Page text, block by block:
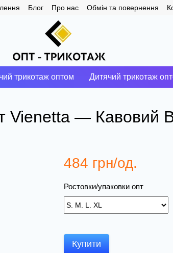
Блог Про нас Обмін та повернення
трикотаж оптом Дитячий трикотаж
Vienetta — Кавовий
484 грн/од.
Ростовки/упаковки опт
Купити